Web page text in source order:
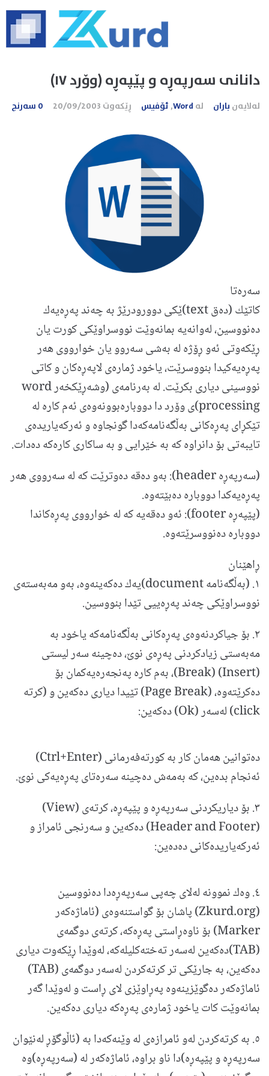
دانانی سه‌رپه‌‌ڕه و پێپه‌ڕه (وۆرد ١٧)
لەلایەن باران لە Word
,ئۆفیس ڕێکەوت 20/09/2003 0 سەرنج
سه‌ره‌تا
كاتێك (ده‌ق text)ێكی دوورودرێژ به چه‌ند په‌ڕه‌یه‌ك
ده‌نووسین، له‌وانه‌یه بمانه‌وێت نووسراوێكی كورت یان
ڕێكه‌وتی ئه‌و ڕۆژه له به‌شی سه‌روو یان خوارووی هه‌ر
په‌ڕه‌یه‌كیدا بنووسرێت، یاخود ژماره‌ی لاپه‌ڕه‌كان و كاتی
نووسینی دیاری بكرێت. له به‌رنامه‌ی (وشه‌ڕێكخه‌ر word
processing)ی وۆرد دا دووباره‌بوونه‌وه‌ی ئه‌م كاره له
تێكڕای په‌ڕه‌كانی به‌ڵگه‌نامه‌كه‌دا گونجاوه و ئه‌ركه‌یاریده‌ی
تایبه‌تی بۆ دانراوه كه‌ به‌ خێرایی و به‌ ساكاری كاره‌كه‌ ده‌دات.
(سه‌رپه‌ڕه header): به‌و ده‌قه‌ ده‌وترێت كه له سه‌رووی هه‌ر
په‌ڕه‌یه‌كدا دووباره‌ ده‌بێته‌وه.
(پێپه‌ڕه footer): ئه‌و ده‌قه‌یه‌ كه له خوارووی په‌ڕه‌كاندا
دووباره ده‌نووسرێته‌وه.
ڕاهێنان
١. (به‌ڵگه‌نامه‌ document)یه‌ك ده‌كه‌ینه‌وه‌، به‌و مه‌‌به‌سته‌ی
نووسراوێكی چه‌ند په‌ڕه‌ییی تێدا بنووسین.
٢. بۆ جیاكردنه‌وه‌ی په‌ڕه‌كانی به‌ڵگه‌نامه‌كه یاخود به‌
مه‌به‌ستی زیادكردنی په‌ڕه‌ی نوێ، ده‌چینه سه‌ر لیستی
(Insert) (Break)، به‌م كاره‌ په‌نجه‌ره‌یه‌كمان بۆ
ده‌كرێته‌وه‌، (Page Break) تێیدا دیاری ده‌كه‌ین و (كرته
click) له‌سه‌ر (Ok) ده‌كه‌ین:
ده‌توانین هه‌مان كار به كورته‌فه‌رمانی (Ctrl+Enter)
ئه‌نجام بده‌ین، كه به‌مه‌ش ده‌چینه سه‌ره‌تای په‌ڕه‌یه‌كی نوێ.
٣. بۆ دیاریكردنی سه‌رپه‌ڕه‌ و پێپه‌ڕه، كرته‌ی (View)
(Header and Footer) ده‌كه‌ین و سه‌رنجی ئامراز و
ئه‌ركه‌یاریده‌كانی ده‌ده‌ین:
٤. وه‌ك نموونه له‌لای چه‌پی سه‌رپه‌ڕه‌دا ده‌نووسین
(Zkurd.org) پاشان بۆ گواستنه‌وه‌ی (ئاماژه‌كه‌ر
Marker) بۆ ناوه‌ڕاستی په‌ڕه‌كه، كرته‌ی دوگمه‌ی
(TAB)ده‌كه‌ین له‌سه‌ر ته‌خته‌كلیله‌‌كه، له‌وێدا ڕێكه‌وت دیاری
ده‌كه‌ین، به جارێكی تر كرته‌كردن له‌سه‌ر دوگمه‌ی (TAB)
ئاماژه‌كه‌ر ده‌گوێزینه‌وه په‌ڕاوێزی لای ڕاست و له‌وێدا گه‌‌ر
بمانه‌وێت كات یاخود ژماره‌ی په‌‌ڕه‌‌كه دیاری ده‌كه‌ین.
٥. به كرته‌كردن له‌و ئامرازه‌ی له وێنه‌كه‌دا به (ئاڵوگۆڕ له‌نێوان
سه‌رپه‌ڕه‌ و پێپه‌ڕه)دا ناو براوه، ئاماژه‌كه‌ر له (سه‌رپه‌ڕه‌)وه